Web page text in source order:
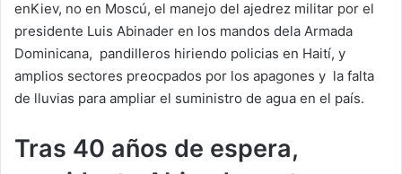
enKiev, no en Moscú, el manejo del ajedrez militar por el
presidente Luis Abinader en los mandos dela Armada
Dominicana, pandilleros hiriendo policias en Haití, y
amplios sectores preocpados por los apagones y la falta
de lluvias para ampliar el suministro de agua en el país.
Tras 40 años de espera,